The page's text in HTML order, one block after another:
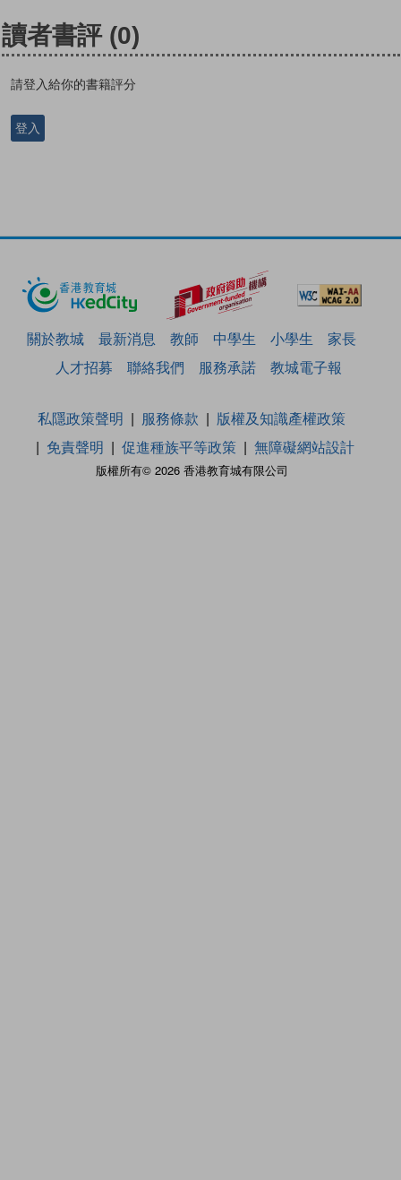
讀者書評 (0)
請登入給你的書籍評分
登入
關於教城 最新消息 教師 中學生 小學生
家長
人才招募
聯絡我們 服務承諾 教城電子報
版權所有© 2026 香港教育城有限公司
私隱政策聲明 服務條款
版權及知識產權政策
免責聲明
促進種族平等政策 無障礙網站設計